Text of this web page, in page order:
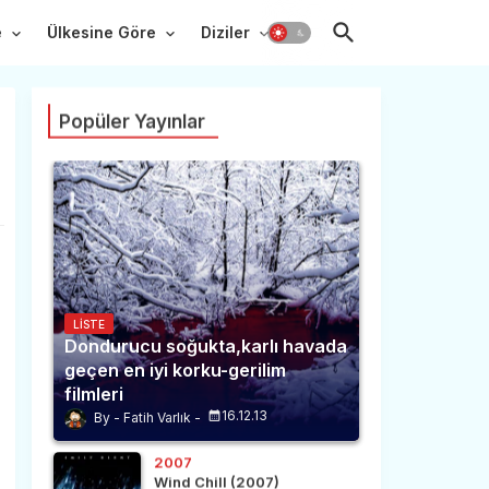
Ülkesine Göre Diziler
Popüler Yayınlar
LISTE
Dondurucu soğukta,karlı havada
geçen en iyi korku-gerilim
filmleri
Fatih Varlık 16.12.13
2007
Wind Chill (2007)